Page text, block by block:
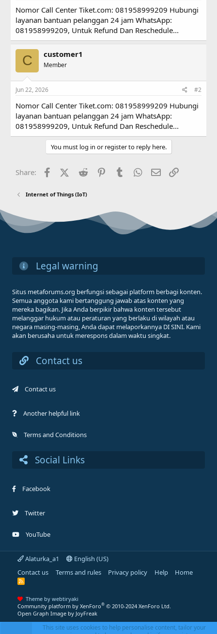
r
t
e
r
Nomor Call Center Tiket.com: 081958999209 Hubungi
layanan bantuan pelanggan 24 jam WhatsApp:
081958999209, Untuk Refund Dan Reschedule...
C customer1
Member
Jun 22, 2026 #2
Nomor Call Center Tiket.com: 081958999209 Hubungi
layanan bantuan pelanggan 24 jam WhatsApp:
081958999209, Untuk Refund Dan Reschedule...
You must log in or register to reply here.
Share: FacebookX (Twitter)
Reddit PinterestTumblr WhatsApp
Email
Internet of Things (IoT)
Legal warning
Situs metaforums.org berfungsi sebagai platform berbagi konten.
Semua anggota kami bertanggung jawab atas konten yang
mereka bagikan. Jika Anda berpikir bahwa konten tersebut
melanggar hukum atau peraturan yang berlaku di wilayah atau
negara masing-masing, Anda dapat melaporkannya DI SINI. Kami
akan berusaha untuk merespons dalam waktu singkat.
Contact us
Contact us
Another helpful link
Terms and Conditions
Social Links
Facebook
Twitter
YouTube
Alaturka_a1
English (US)
Contact us
Terms and rules Privacy policy Help Home
R
S
Theme by webtiryaki
Community platform by XenForo® © 2010-2024 XenForo Ltd.
Open Graph Image by JoyFreak
This site uses cookies to help personalise content, tailor your